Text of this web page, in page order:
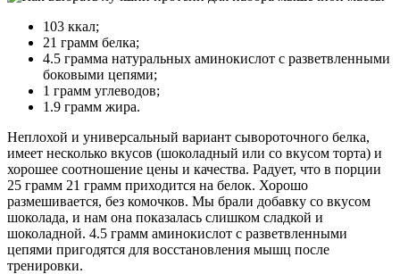
103 ккал;
21 грамм белка;
4.5 грамма натуральных аминокислот с разветвленными
боковыми цепями;
1 грамм углеводов;
1.9 грамм жира.
Неплохой и универсальный вариант сывороточного белка,
имеет несколько вкусов (шоколадный или со вкусом торта) и
хорошее соотношение цены и качества. Радует, что в порции
25 грамм 21 грамм приходится на белок. Хорошо
размешивается, без комочков. Мы брали добавку со вкусом
шоколада, и нам она показалась слишком сладкой и
шоколадной. 4.5 грамм аминокислот с разветвленными
цепями пригодятся для восстановления мышц после
тренировки.